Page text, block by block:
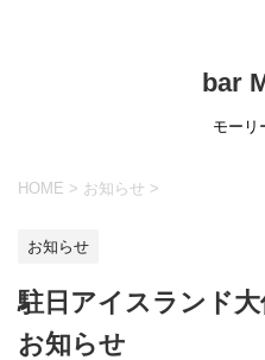
bar
モーリ
HOME > お知らせ >
お知らせ
駐日アイスランド
お知らせ